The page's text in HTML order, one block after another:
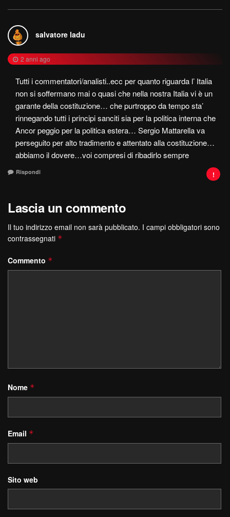
salvatore ladu
2 anni ago
Tutti i commentatori/analisti..ecc per quanto riguarda l’ Italia
non si soffermano mai o quasi che nella nostra Italia vi è un
garante della costituzione… che purtroppo da tempo sta’
rinnegando tutti i principi sanciti sia per la politica interna che
Ancor peggio per la politica estera… Sergio Mattarella va
perseguito per alto tradimento e attentato alla costituzione…
abbiamo il dovere…voi compresi di ribadirlo sempre
Rispondi
Lascia un commento
Il tuo indirizzo email non sarà pubblicato. I campi obbligatori sono
contrassegnati *
Commento *
Nome *
Email *
Sito web